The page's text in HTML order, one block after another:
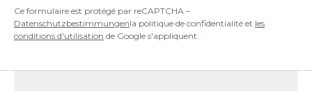
Ce formulaire est protégé par reCAPTCHA –
Datenschutzbestimmungenla politique de confidentialité et les
conditions d'utilisation de Google s'appliquent.